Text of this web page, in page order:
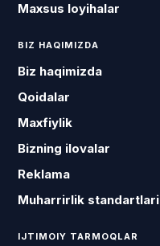
Maxsus loyihalar
BIZ HAQIMIZDA
Biz haqimizda
Qoidalar
Maxfiylik
Bizning ilovalar
Reklama
Muharrirlik standartlari
IJTIMOIY TARMOQLAR